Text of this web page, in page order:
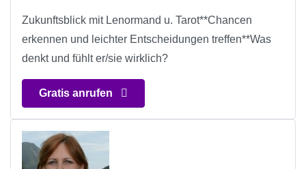
Zukunftsblick mit Lenormand u. Tarot**Chancen
erkennen und leichter Entscheidungen treffen**Was
denkt und fühlt er/sie wirklich?
Gratis anrufen